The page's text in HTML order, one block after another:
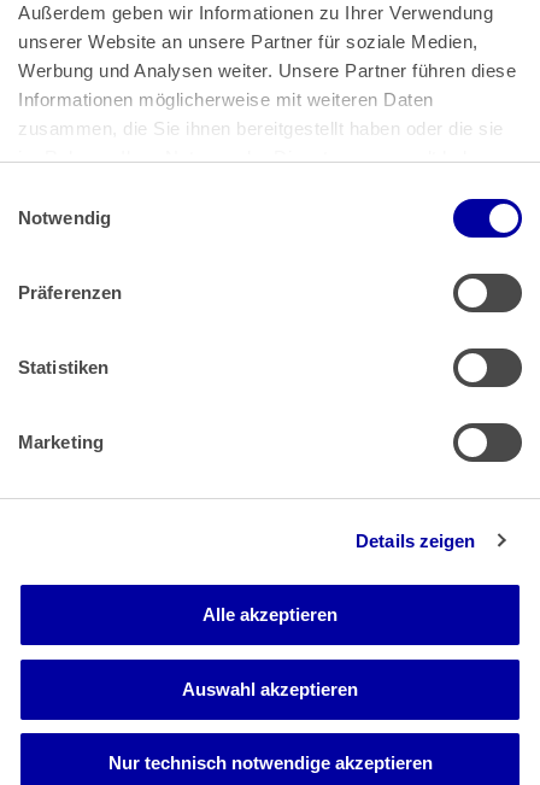
Außerdem geben wir Informationen zu Ihrer Verwendung
unserer Website an unsere Partner für soziale Medien,
Werbung und Analysen weiter. Unsere Partner führen diese
Informationen möglicherweise mit weiteren Daten
zusammen, die Sie ihnen bereitgestellt haben oder die sie
im Rahmen Ihrer Nutzung der Dienste gesammelt haben.
Impressum
Notwendig
Präferenzen
Statistiken
Marketing
Details zeigen
Alle akzeptieren
Auswahl akzeptieren
Nur technisch notwendige akzeptieren
Bundeskanzlerplatz 2
53113 Bonn
Pressemitteilungen|AGB
Impressum|Datenschutz
Muster Widerrufsformular (PDF)
Barrierefreiheit